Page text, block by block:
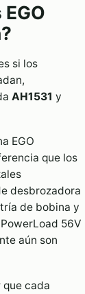
si los
AH1531 y
EGO
que los
desbrozadora
de bobina y
56V
aún son
que cada